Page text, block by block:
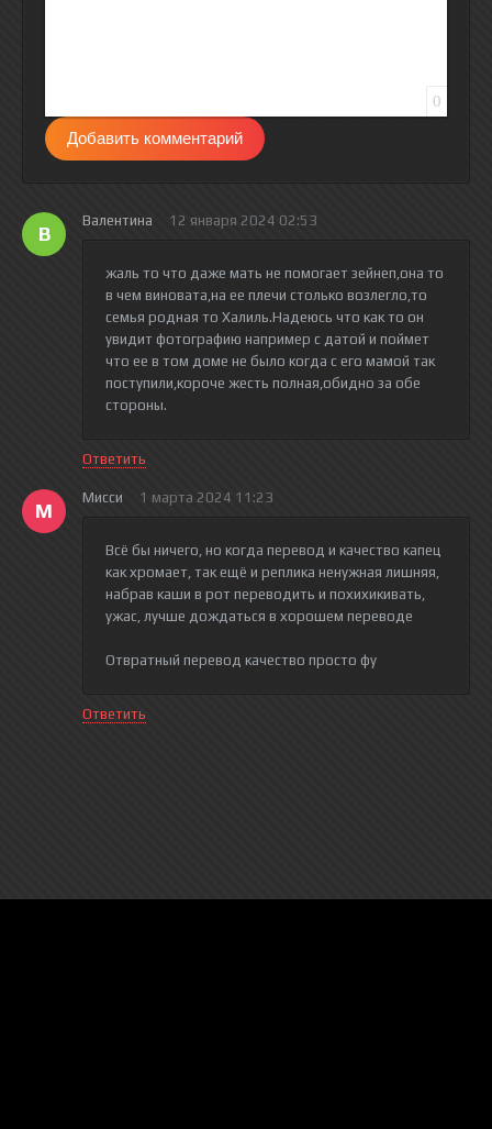
0
Добавить комментарий
В
Валентина 12 января 2024 02:53
жаль то что даже мать не помогает зейнеп,она то
в чем виновата,на ее плечи столько возлегло,то
семья родная то Халиль.Надеюсь что как то он
увидит фотографию например с датой и поймет
что ее в том доме не было когда с его мамой так
поступили,короче жесть полная,обидно за обе
стороны.
Ответить
М
Мисси 1 марта 2024 11:23
Всё бы ничего, но когда перевод и качество капец
как хромает, так ещё и реплика ненужная лишняя,
набрав каши в рот переводить и похихикивать,
ужас, лучше дождаться в хорошем переводе
Отвратный перевод качество просто фу
Ответить